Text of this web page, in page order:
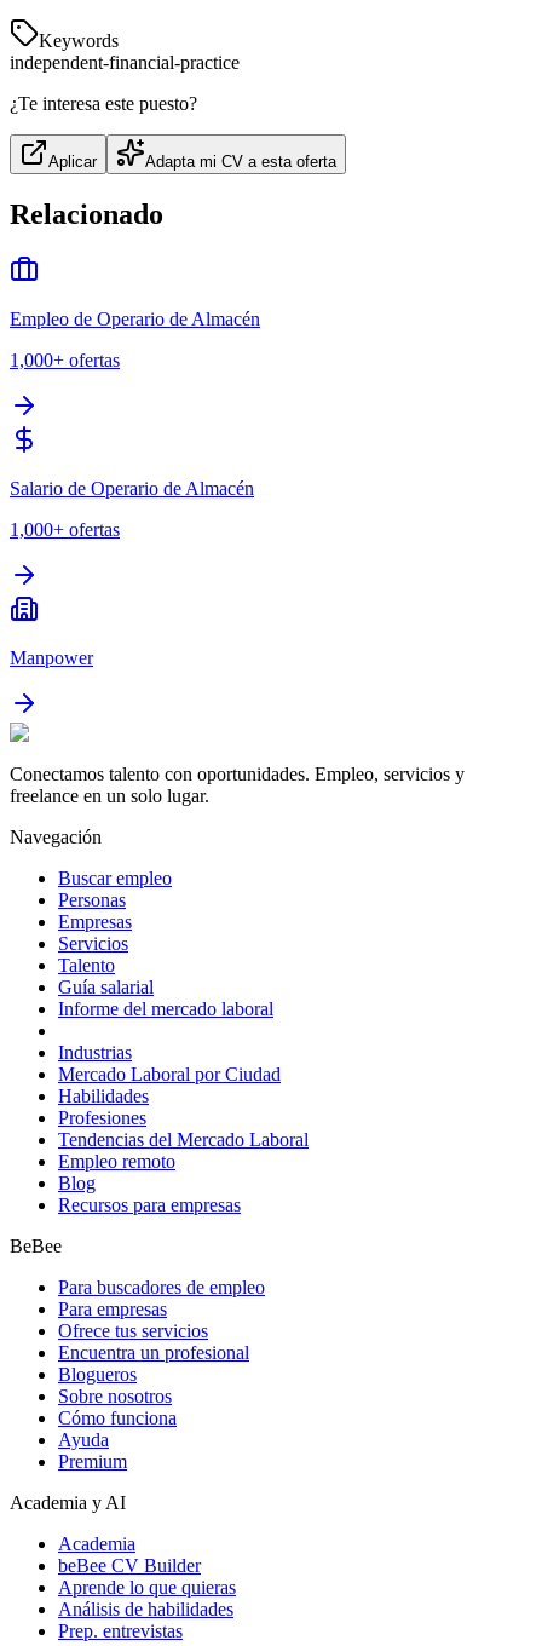
Keywords
independent-financial-practice
¿Te interesa este puesto?
Aplicar Adapta mi CV a esta oferta
Relacionado
Empleo de Operario de Almacén
1,000+ ofertas
Salario de Operario de Almacén
1,000+ ofertas
Manpower
Conectamos talento con oportunidades. Empleo, servicios y
freelance en un solo lugar.
Navegación
Buscar empleo
Personas
Empresas
Servicios
Talento
Guía salarial
Informe del mercado laboral
Industrias
Mercado Laboral por Ciudad
Habilidades
Profesiones
Tendencias del Mercado Laboral
Empleo remoto
Blog
Recursos para empresas
BeBee
Para buscadores de empleo
Para empresas
Ofrece tus servicios
Encuentra un profesional
Blogueros
Sobre nosotros
Cómo funciona
Ayuda
Premium
Academia y AI
Academia
beBee CV Builder
Aprende lo que quieras
Análisis de habilidades
Prep. entrevistas